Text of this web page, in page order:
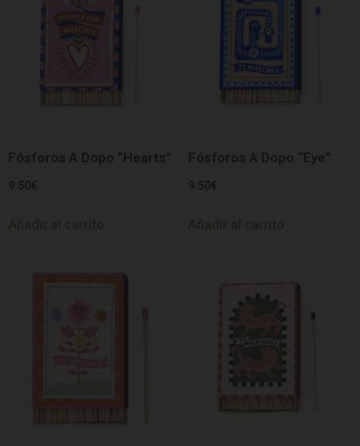
Fósforos A Dopo “Hearts”
9.50 €
Fósforos A Dopo “Eye”
9.50 €